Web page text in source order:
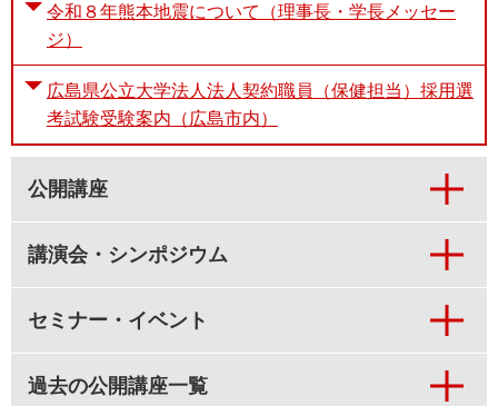
令和８年熊本地震について（理事長・学長メッセー
ジ）
広島県公立大学法人法人契約職員（保健担当）採用選
考試験受験案内（広島市内）
公開講座
講演会・シンポジウム
セミナー・イベント
過去の公開講座一覧